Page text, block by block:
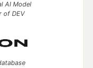
AI Model
of DEV